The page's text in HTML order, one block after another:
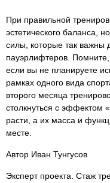
При правильной
эстетического баланса,
силы, которые так важны
пауэрлифтеров. Помните,
если вы не планируете
рамках одного вида
второго месяца
столкнуться с эффектом
расти, а их масса и
месте.
Автор Иван Тунгусов
Эксперт проекта. Стаж